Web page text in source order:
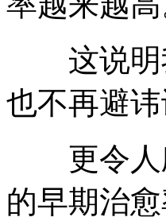
这说明我
也不再避
更令人欣
的早期治